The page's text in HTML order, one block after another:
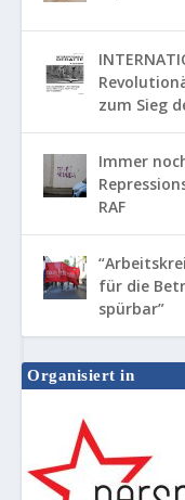
zum Sieg
Immer
RAF
für die
spürbar”
Organisiert in